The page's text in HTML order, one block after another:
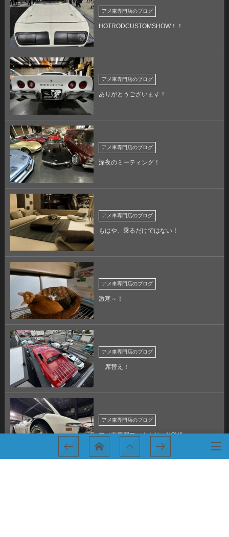
アメ車専門店のブログ
HOTRODCUSTOMSHOW！！
アメ車専門店のブログ
ありがとうございます！
アメ車専門店のブログ
深夜のミーティング！
アメ車専門店のブログ
もはや、乗るだけではない！
アメ車専門店のブログ
激寒～！
アメ車専門店のブログ
席替え！
アメ車専門店のブログ
アメ車専門ファクトリーNOW!